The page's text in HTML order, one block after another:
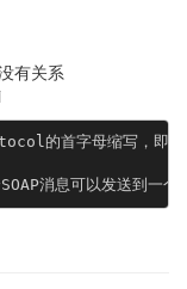
有关系
首字母缩写，即简单
SOAP消息可以发送到